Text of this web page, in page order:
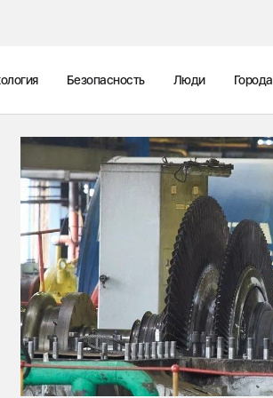
Безопасность Люди Города